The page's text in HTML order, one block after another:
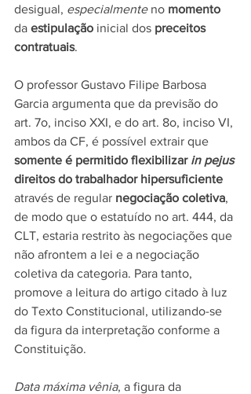
desigual, especialmente no momento
da estipulação inicial dos preceitos
contratuais.
O professor Gustavo Filipe Barbosa
Garcia argumenta que da previsão do
art. 7o, inciso XXI, e do art. 8o, inciso VI,
ambos da CF, é possível extrair que
somente é permitido flexibilizar in pejus
direitos do trabalhador hipersuficiente
através de regular negociação coletiva,
de modo que o estatuído no art. 444, da
CLT, estaria restrito às negociações que
não afrontem a lei e a negociação
coletiva da categoria. Para tanto,
promove a leitura do artigo citado à luz
do Texto Constitucional, utilizando-se
da figura da interpretação conforme a
Constituição.
Data máxima vênia, a figura da